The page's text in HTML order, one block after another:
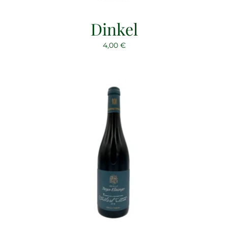
Dinkel
4,00 €